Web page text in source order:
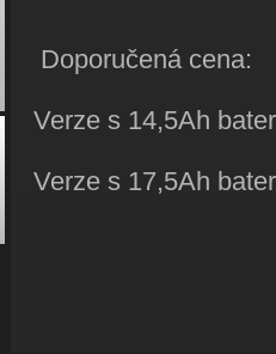
Doporučená cena:
Verze s 14,5Ah
Verze s 17,5Ah